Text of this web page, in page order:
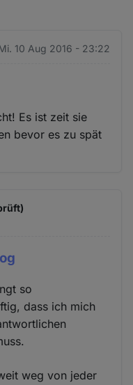
10 Aug 2016 - 23:22
Es ist zeit sie
bevor es zu spät
so
dass ich mich
weg von jeder